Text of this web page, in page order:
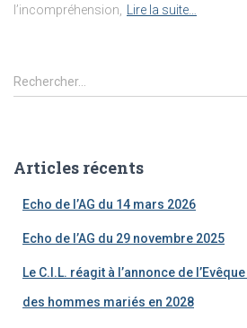
l’incompréhension,
Lire la suite…
R
e
r
Rechercher…
Articles récents
Echo de l’AG du 14 mars 2026
Echo de l’AG du 29 novembre 2025
Le C.I.L. réagit à l’annonce de
des hommes mariés en 2028